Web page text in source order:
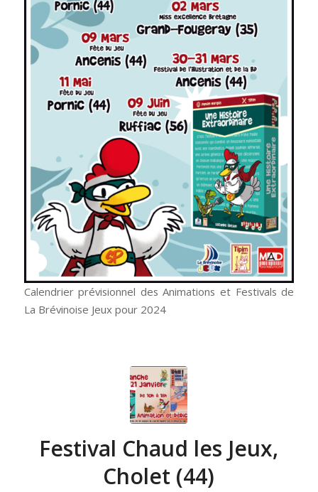
Calendrier prévisionnel des Animations et Festivals de
La Brévinoise Jeux pour 2024
Festival Chaud les Jeux,
Cholet (44)